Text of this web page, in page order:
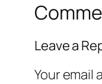
Leave a
Your email